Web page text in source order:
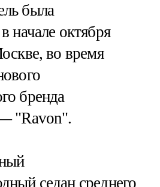
была
начале октября
во время
бренда
"Ravon".
седан среднего